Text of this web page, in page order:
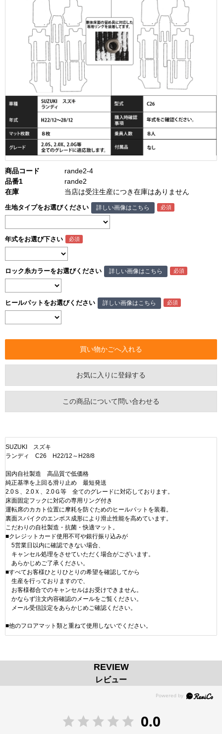
商品コード
rande2-4
品番1
rande2
在庫
当店は受注生産につき在庫はありません
生地タイプをお選びください 詳しい画像はこちら
年式をお選び下さい
ロック糸カラーをお選びください 詳しい画像はこちら
ヒールパットをお選びください 詳しい画像はこちら
お気に入りに登録する
この商品について問い合わせる
SUZUKI スズキ
ランディ C26 H22/12～H28/8
国内自社製造 高品質で低価格
純正基準を上回る滑り止め 最短発送
2.0Ｓ、2.0Ｘ、2.0Ｇ等 全てのグレードに対応しております。
床面固定フックに対応の専用リング付き
運転席のカカト位置に摩耗を防ぐためのヒールパットを装着。
裏面スパイクのエンボス成形により滑止性能を高めています。
こだわりの自社製造・抗菌・快適マット。
■クレジットカード使用不可や銀行振り込みが
5営業日以内に確認できない場合、
キャンセル処理をさせていただく場合がございます。
あらかじめご了承ください。
■すべてお客様ひとりひとりの希望を確認してから
生産を行っておりますので、
お客様都合でのキャンセルはお受けできません。
かならず注文内容確認のメールをご覧ください。
メール受信設定をあらかじめご確認ください。
■他のフロアマット類と重ねて使用しないでください。
REVIEW
レビュー
0.0